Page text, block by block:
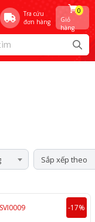
Tra cứu
đơn hàng
Giỏ
hàng
0
Sắp xếp theo
-17%